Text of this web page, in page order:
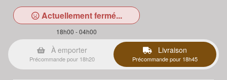
Actuellement fermé...
18h00 - 04h00
À emporter
Précommande pour 18h20
Livraison
Précommande pour 18h45